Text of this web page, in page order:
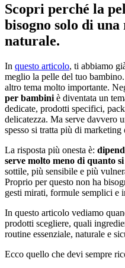
Scopri perché la
bisogno solo di
naturale.
In questo articolo, ti abbiamo
meglio la pelle del tuo
altro tema molto importante.
per bambini è diventata un
dedicate, prodotti specifici,
delicatezza. Ma serve davvero
spesso si tratta più di marketing
La risposta più onesta è:
serve molto meno di quanto
sottile, più sensibile e più
Proprio per questo non ha
gesti mirati, formule semplici e
In questo articolo vediamo
prodotti scegliere, quali
routine essenziale, naturale e
Ecco quello che devi sempre